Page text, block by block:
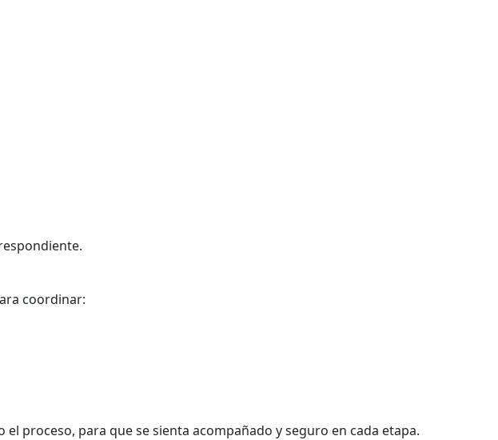
coordinar:
proceso, para que se sienta acompañado y seguro en cada etapa.